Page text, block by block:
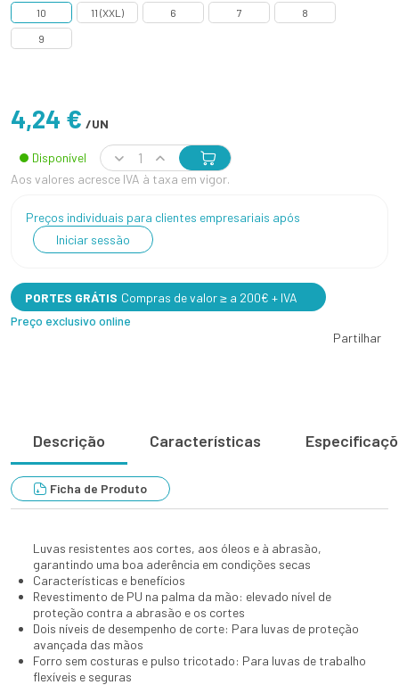
10 11 (XXL) 6 7 8
9
4,24 € /UN
Disponível
Aos valores acresce IVA à taxa em vigor.
Preços individuais para clientes empresariais após
Iniciar sessão
PORTES GRÁTIS Compras de valor ≥ a 200€ + IVA
Preço exclusivo online
Partilhar
Descrição Características
Ficha de Produto
Luvas resistentes aos cortes, aos óleos e à abrasão,
garantindo uma boa aderência em condições secas
Características e benefícios
Revestimento de PU na palma da mão: elevado nível de
proteção contra a abrasão e os cortes
Dois níveis de desempenho de corte: Para luvas de proteção
avançada das mãos
Forro sem costuras e pulso tricotado: Para luvas de trabalho
flexíveis e seguras